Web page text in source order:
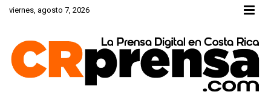
Skipviernes, agosto 7, 2026